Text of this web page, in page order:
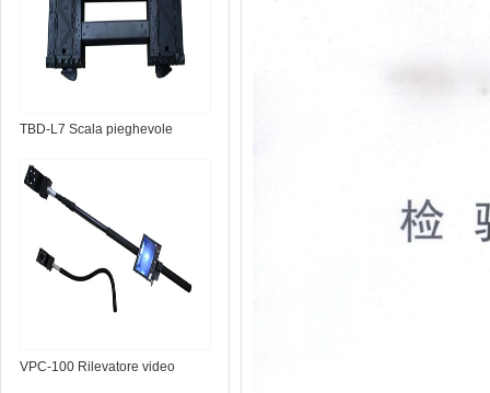
TBD-L7 Scala pieghevole
VPC-100 Rilevatore video